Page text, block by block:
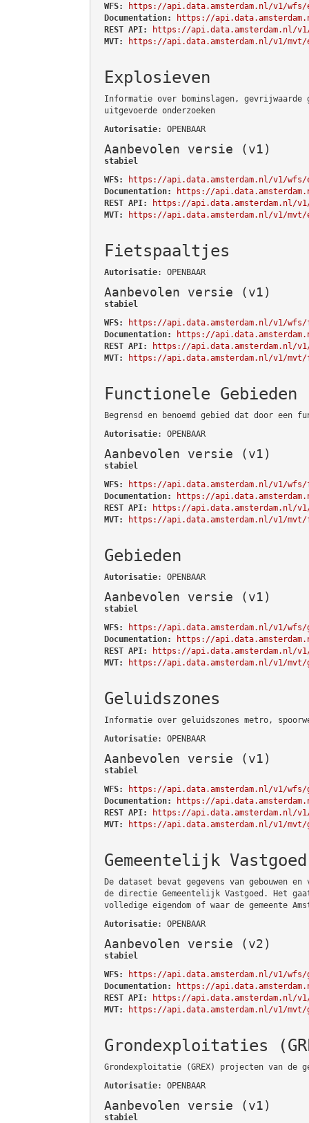
WFS:
https://api.data.amsterdam.nl/v1/wfs/
Documentation:
https://
REST API:
https://api.data.amsterdam.nl/v1/
MVT:
https://api.data.amsterdam.nl/v1/mvt/
Explosieven
Informatie over bominslagen, gevrijwaarde
uitgevoerde onderzoeken
Autorisatie: OPENBAAR
Aanbevolen versie (v1)
stabiel
WFS:
https://api.data.amsterdam.nl/v1/wfs/
Documentation:
https://
REST API:
https://api.data.amsterdam.nl/
MVT:
https://api.data.amsterdam.nl/v1/mvt/
Fietspaaltjes
Autorisatie: OPENBAAR
Aanbevolen versie (v1)
stabiel
WFS:
https://api.data.amsterdam.nl/v1/
Documentation:
https://
REST API:
https://api.data.amsterdam.nl/
MVT:
https://api.data.amsterdam.nl/v1/
Functionele Gebieden
Begrensd en benoemd gebied dat door een
Autorisatie: OPENBAAR
Aanbevolen versie (v1)
stabiel
WFS:
https://api.data.amsterdam.nl/v1/wfs/
Documentation:
https://
REST API:
https://api.data.amsterdam.nl/
MVT:
https://api.data.amsterdam.nl/v1/mvt/
Gebieden
Autorisatie: OPENBAAR
Aanbevolen versie (v1)
stabiel
WFS:
https://api.data.amsterdam.nl/v1/wfs/
Documentation:
https://
REST API:
https://api.data.amsterdam.nl/
MVT:
https://api.data.amsterdam.nl/v1/mvt/
Geluidszones
Informatie over geluidszones metro,
Autorisatie: OPENBAAR
Aanbevolen versie (v1)
stabiel
WFS:
https://api.data.amsterdam.nl/v1/wfs/
Documentation:
https://
REST API:
https://api.data.amsterdam.nl/
MVT:
https://api.data.amsterdam.nl/v1/mvt/
Gemeentelijk Vastgoed
De dataset bevat gegevens van gebouwen
de directie Gemeentelijk Vastgoed. Het
volledige eigendom of waar de gemeente
Autorisatie: OPENBAAR
Aanbevolen versie (v2)
stabiel
WFS:
https://api.data.amsterdam.nl/v1/wfs/
Documentation:
https://
REST API:
https://api.data.amsterdam.nl/
MVT:
https://api.data.amsterdam.nl/v1/mvt/
Grondexploitaties
Grondexploitatie (GREX) projecten van de
Autorisatie: OPENBAAR
Aanbevolen versie (v1)
stabiel